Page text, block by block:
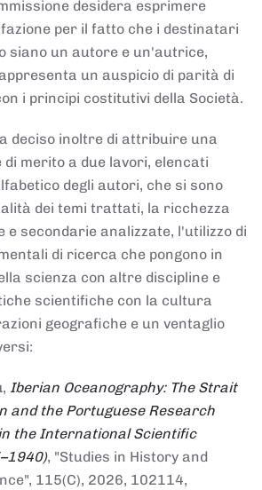
desidera esprimere
per il fatto che i destinatari
siano un autore e un'autrice,
un auspicio di parità di
i principi costitutivi della Società.
deciso inoltre di attribuire una
di merito a due lavori, elencati
degli autori, che si sono
dei temi trattati, la ricchezza
e secondarie analizzate, l'utilizzo di
di ricerca che pongono in
scienza con altre discipline e
scientifiche con la cultura
geografiche e un ventaglio
, Iberian Oceanography: The Strait
and the Portuguese Research
the International Scientific
, "Studies in History and
115(C), 2026, 102114,